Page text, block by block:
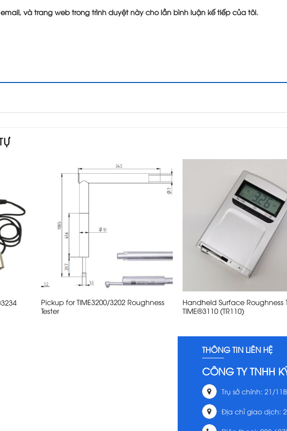
và trang web trong trình duyệt này cho lần bình luận kế tiếp của tôi.
Pickup for TIME3200/3202 Roughness
Tester
Handheld Surface Roughness
TIME®3110 (TR110)
THÔNG TIN LIÊN HỆ
CÔNG TY TNHH
Trụ sở chính: 21/
Địa chỉ giao dịch: